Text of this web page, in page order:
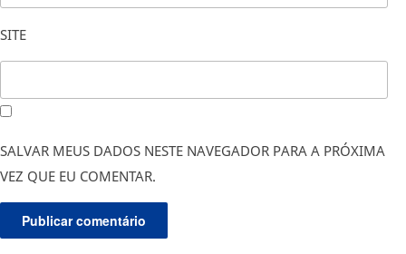
SITE
SALVAR MEUS DADOS NESTE NAVEGADOR PARA A PRÓXIMA
VEZ QUE EU COMENTAR.